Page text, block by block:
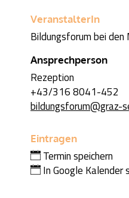
VeranstalterIn
Bildungsforum bei den
Ansprechperson
Rezeption
+43/316 8041-452
bildungsforum@graz-
Eintragen
Termin speichern
In Google Kalender